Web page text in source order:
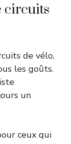
circuits
de vélo,
les goûts.
un
ceux qui